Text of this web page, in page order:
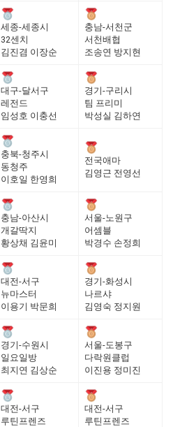
세종-세종시
32센치
김진겸 이장순
충남-서천군
서천배협
조송연 방지현
대구-달서구
레전드
임성호 이충선
경기-구리시
팀 프리미
박성실 김하연
충북-청주시
동청주
이호일 한영희
전국애마
김영근 전영선
충남-아산시
개갈딱지
황상채 김윤미
서울-노원구
어셈블
박경수 손정희
대전-서구
뉴마스터
이용기 박문희
경기-화성시
나르샤
김영숙 정지원
경기-수원시
일요일방
최지연 김상순
서울-도봉구
다락원클럽
이진용 정미진
대전-서구
루틴프렌즈
대전-서구
루틴프렌즈